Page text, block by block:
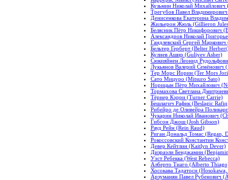
Кузьмин Николай
Трегубов Павел
Денисенкова Екатерина
Жильерон Жюль (Gillieron
Белясник Пётр Никифорович
Александров Николай
Гандлевский Сергей
Бельтер Герберт (Belter
Кулиев Ашир (Guliyev Asher)
Сюкияйнен Леонид
Лукьянов Валерий Семёнович
Тер Морс Йорин (Ter Mors
Сато Мицуро (Mitsuro Sato)
Норицын Пётр Михайлович
Тормахова Светлана
Тёрнер Кэрри (Turner Carrie)
Бешлагич Рафик (Beslagic
Рибейро де Оливейра
Чукарин Николай Иванович
Гибсон Джош (Josh Gibson)
Рауд Рейн (Rein Raud)
Риган Дональд Томас (Regan,
Рокоссовский Константин
Девер Кейтлин (Kaitlyn Dever)
Дизраэли Бенджамин
Уэст Ребекка (West Rebecca)
Алберто Тиаго (Alberto
Хосокава Тадатоси
Арзуманян Павел Рубенович